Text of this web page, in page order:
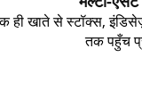
ही खाते से स्टॉक्स,
तक पहुँच